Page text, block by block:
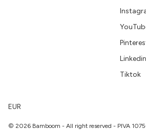
Linkedin
Tiktok
EUR
© 2026 Bamboom - All right reserved - PIVA